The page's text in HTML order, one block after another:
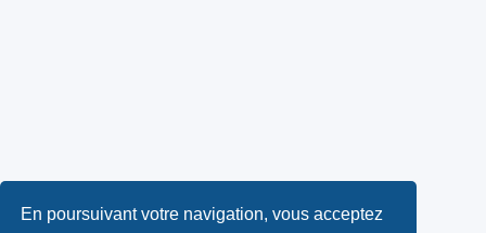
En poursuivant votre navigation, vous acceptez